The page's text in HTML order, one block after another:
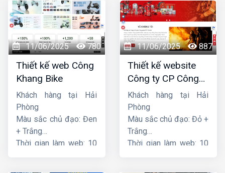
11/06/2025 780
Thiết kế web Công
Khang Bike
Khách hàng tại Hải
Phòng
Màu sắc chủ đạo: Đen
+ Trắng
Thời gian làm web: 10
11/06/2025 887
Thiết kế website
Công ty CP Công
nghệ PCCC Bắc Hà
Khách hàng tại Hải
Phòng
Màu sắc chủ đạo: Đỏ +
Trắng
Thời gian làm web: 10